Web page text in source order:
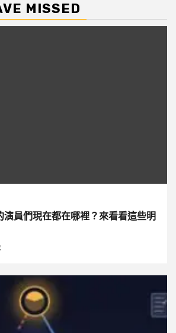
MISSED
演員們現在都在哪裡？來看看這些明